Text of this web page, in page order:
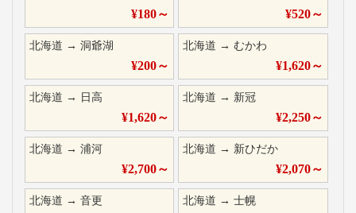
¥180～ ¥520～
北海道 → 洞爺湖
¥200～
北海道 →むかわ
¥1,620～
北海道 → 日高
¥1,620～
北海道 → 新冠
¥2,250～
北海道 → 浦河
¥2,700～
北海道 → 新ひだか
¥2,070～
北海道 → 音更 北海道 →士幌